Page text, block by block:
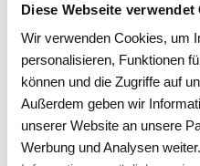
Diese Webseite verwendet
Wir verwenden Cookies, um
personalisieren, Funktionen
können und die Zugriffe auf
Außerdem geben wir
unserer Website an unsere
Werbung und Analysen